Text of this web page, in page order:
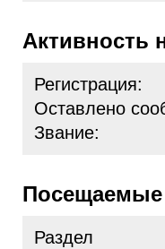
Регистрация:
Оставлено
Звание:
Раздел